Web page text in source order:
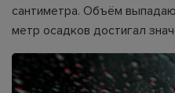
сантиметра. Объём
метр осадков достигал